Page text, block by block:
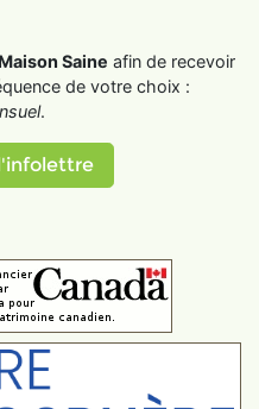
Saine afin de recevoir
de votre choix :
.